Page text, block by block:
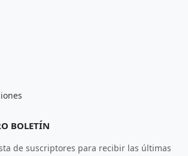
BOLETÍN
de suscriptores para recibir las últimas